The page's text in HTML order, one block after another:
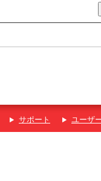
サポート ユーザ